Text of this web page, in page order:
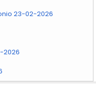
23-02-2026
2026